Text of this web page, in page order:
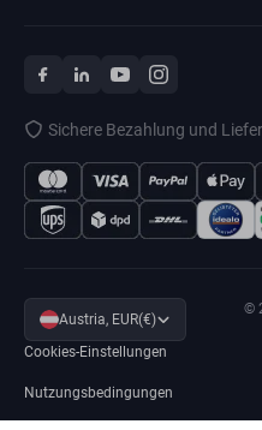
Sichere Bezahlung und
Austria, EUR(€)
Cookies-Einstellungen
Nutzungsbedingungen
©